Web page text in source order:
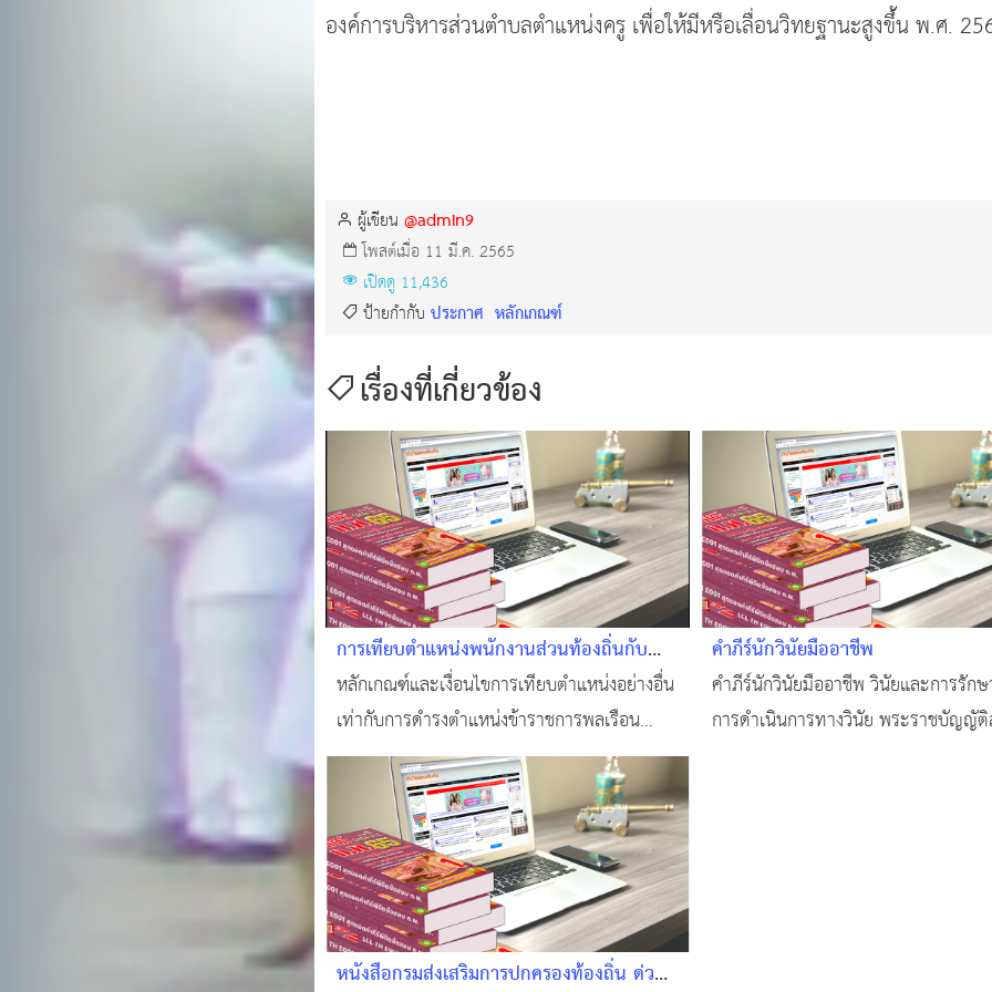
องค์การบริหารส่วนตำบลตำแหน่งครู เพื่อให้มีหรือเลื่อนวิทยฐานะสูงขึ้น พ.ศ.
ผู้เขียน@admin9
โพสต์เมื่อ 11 มี.ค. 2565
เปิดดู 11,436
ป้ายกำกับ ประกาศ หลักเกณฑ์
เรื่องที่เกี่ยวข้อง
การเทียบตำแหน่งพนักงานส่วนท้องถิ่นกับ
ข้าราชการพลเรือนสามัญ
หลักเกณฑ์และเงื่อนไขการเทียบตำแหน่งอย่างอื่น
เท่ากับการดำรงตำแหน่งข้าราชการพลเรือน
สามัญ ตามพระราชบัญญัติระเบียบข้าราชการ
พลเรือน พ ศ 2551
คำภีร์นักวินัยมืออาชีพ
คำภีร์นักวินัยมืออาชีพ วินัยและการรัก
การดำเนินการทางวินัย พระราชบัญญั
หนังสือกรมส่งเสริมการปกครองท้องถิ่น ด่วน